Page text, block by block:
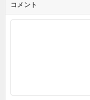
コメント